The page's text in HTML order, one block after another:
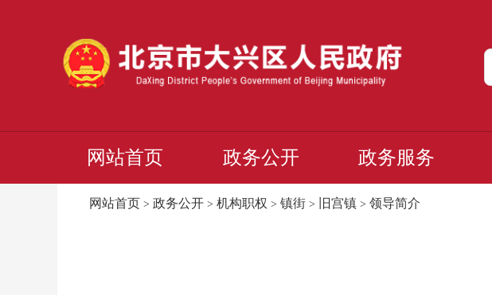
网站首页 政务公开 政务服务
网站首页 > 政务公开 > 机构职权 > 镇街 > 旧宫镇 > 领导简介